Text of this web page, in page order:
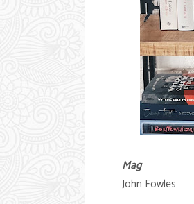
Mag
John Fowles